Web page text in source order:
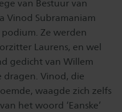
van Bestuur van
Vinod Subramaniam
Ze werden
Laurens, en wel
gedicht van Willem
dragen. Vinod, die
waagde zich zelfs
het woord ‘Eanske’